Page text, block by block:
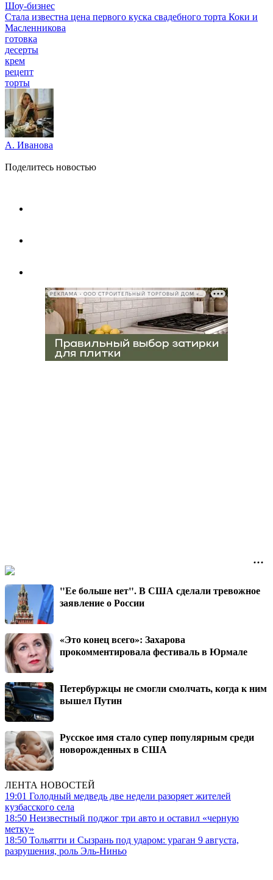
Шоу-бизнес
Стала известна цена первого куска свадебного торта Коки и
Масленникова
готовка
десерты
крем
рецепт
торты
А. Иванова
Поделитесь новостью
"Ее больше нет". В США сделали тревожное
заявление о России
«Это конец всего»: Захарова
прокомментировала фестиваль в Юрмале
Петербуржцы не смогли смолчать, когда к ним
вышел Путин
Русское имя стало супер популярным среди
новорожденных в США
ЛЕНТА НОВОСТЕЙ
19:01 Голодный медведь две недели разоряет жителей
кузбасского села
18:50 Неизвестный поджог три авто и оставил «черную
метку»
18:50 Тольятти и Сызрань под ударом: ураган 9 августа,
разрушения, роль Эль-Ниньо